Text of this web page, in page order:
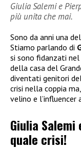
Giulia Salemi e
più unita che mai.
Sono da anni una
Stiamo parlando di
si sono fidanzati
della casa del
diventati genitori
crisi nella coppia
velino e l’influencer
Giulia
quale crisi!